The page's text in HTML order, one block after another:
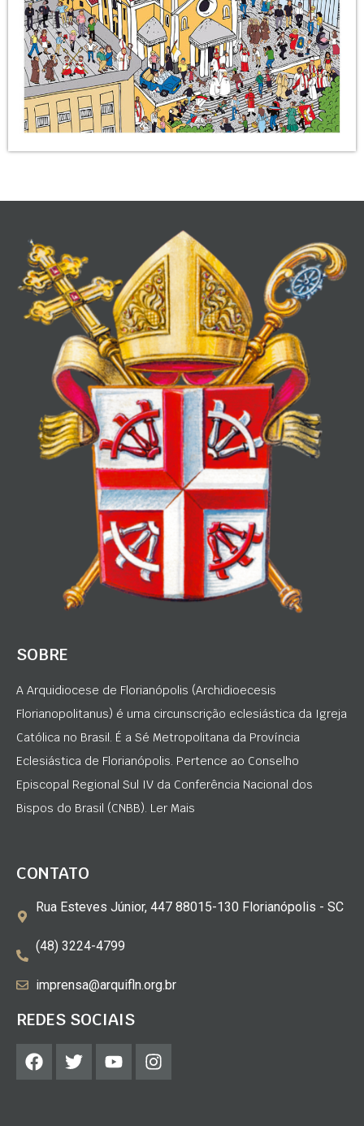
SOBRE
A Arquidiocese de Florianópolis (Archidioecesis
Florianopolitanus) é uma circunscrição eclesiástica da Igreja
Católica no Brasil. É a Sé Metropolitana da Província
Eclesiástica de Florianópolis. Pertence ao Conselho
Episcopal Regional Sul IV da Conferência Nacional dos
Bispos do Brasil (CNBB). Ler Mais
CONTATO
Rua Esteves Júnior, 447 88015-130 Florianópolis - SC
(48) 3224-4799
imprensa@arquifln.org.br
REDES SOCIAIS